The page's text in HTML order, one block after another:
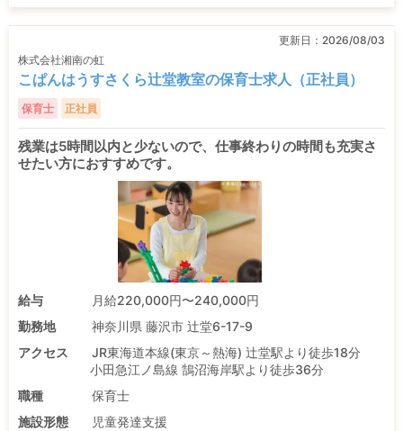
更新日： 2026/08/03
株式会社湘南の虹
こぱんはうすさくら辻堂教室の保育士求人（正社員）
保育士 正社員
残業は5時間以内と少ないので、仕事終わりの時間も充実さ
せたい方におすすめです。
給与
月給220,000円〜240,000円
勤務地
神奈川県 藤沢市 辻堂6-17-9
アクセス
JR東海道本線(東京～熱海) 辻堂駅より徒歩18分
小田急江ノ島線 鵠沼海岸駅より徒歩36分
職種
保育士
施設形態
児童発達支援